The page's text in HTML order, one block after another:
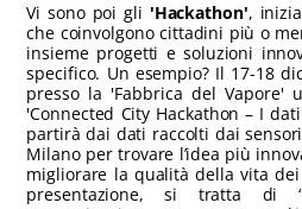
Vi sono poi gli 'Hackathon',
che coinvolgono cittadini più o
insieme progetti e soluzioni
specifico. Un esempio? Il 17-18
presso la 'Fabbrica del Vapore'
'Connected City Hackathon – I
partirà dai dati raccolti dai
Milano per trovare l’idea più
migliorare la qualità della vita
presentazione, si tratta di